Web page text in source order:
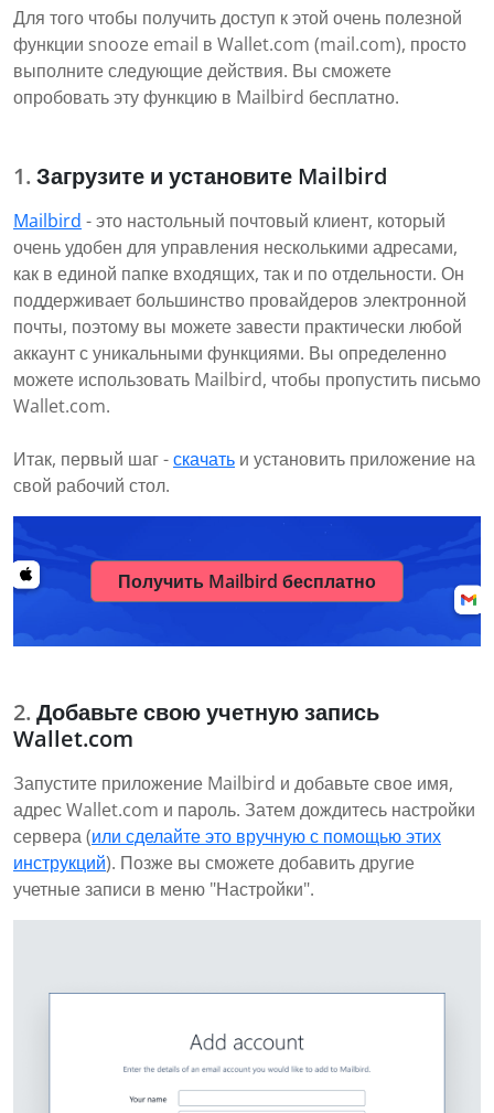
Для того чтобы получить доступ к этой очень полезной
функции snooze email в Wallet.com (mail.com), просто
выполните следующие действия. Вы сможете
опробовать эту функцию в Mailbird бесплатно.
Загрузите и установите Mailbird
Mailbird - это настольный почтовый клиент, который
очень удобен для управления несколькими адресами,
как в единой папке входящих, так и по отдельности. Он
поддерживает большинство провайдеров электронной
почты, поэтому вы можете завести практически любой
аккаунт с уникальными функциями. Вы определенно
можете использовать Mailbird, чтобы пропустить письмо
Wallet.com.
Итак, первый шаг -скачать и установить приложение на
свой рабочий стол.
Получить Mailbird бесплатно
Добавьте свою учетную запись
Wallet.com
Запустите приложение Mailbird и добавьте свое имя,
адрес Wallet.com и пароль. Затем дождитесь настройки
сервера (или сделайте это вручную с помощью этих
инструкций). Позже вы сможете добавить другие
учетные записи в меню "Настройки".